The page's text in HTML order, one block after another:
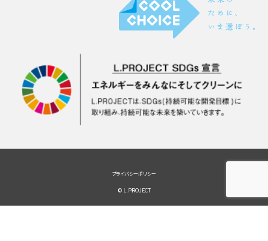
プライバシーポリシー
© L.PROJECT